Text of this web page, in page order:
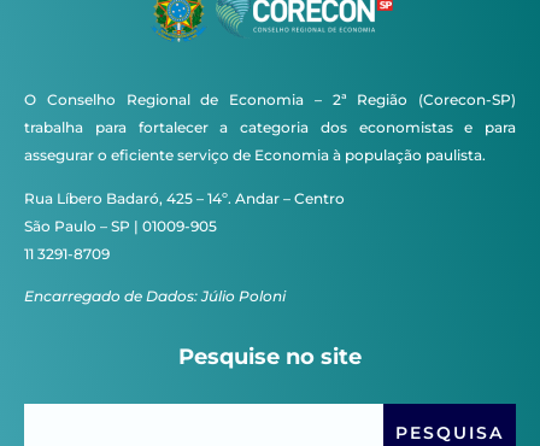
O Conselho Regional de Economia – 2ª Região (Corecon-SP)
trabalha para fortalecer a categoria dos economistas e para
assegurar o eficiente serviço de Economia à população paulista.
Rua Líbero Badaró, 425 – 14º. Andar – Centro
São Paulo – SP | 01009-905
11 3291-8709
Encarregado de Dados: Júlio Poloni
Pesquise no site